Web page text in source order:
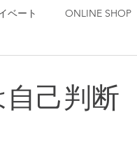
ベート ONLINE SHOP
Art of Dress）
己判断